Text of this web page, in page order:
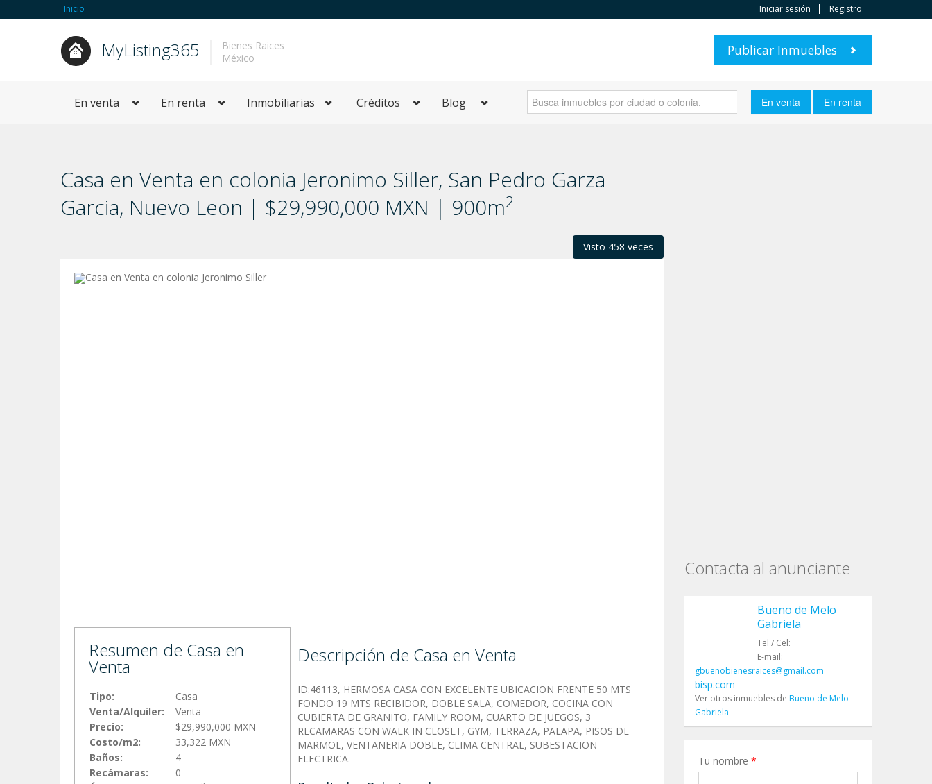
Inicio Iniciar sesión Registro
MyListing365
Bienes Raices
México
Publicar Inmuebles
En venta En renta Inmobiliarias Créditos Blog
Casa en Venta en colonia Jeronimo Siller, San Pedro Garza
Garci­a, Nuevo Leon | $29,990,000 MXN | 900m2
Visto 458 veces
Resumen de Casa en
Venta
Tipo:
Casa
Venta/Alquiler:
Venta
Precio:
$29,990,000 MXN
Costo/m2:
33,322 MXN
Baños:
4
Recámaras:
0
Descripción de Casa en Venta
ID:46113, HERMOSA CASA CON EXCELENTE UBICACION FRENTE 50 MTS
FONDO 19 MTS RECIBIDOR, DOBLE SALA, COMEDOR, COCINA CON
CUBIERTA DE GRANITO, FAMILY ROOM, CUARTO DE JUEGOS, 3
RECAMARAS CON WALK IN CLOSET, GYM, TERRAZA, PALAPA, PISOS DE
MARMOL, VENTANERIA DOBLE, CLIMA CENTRAL, SUBESTACION
ELECTRICA.
Contacta al anunciante
Bueno de Melo
Gabriela
Tel / Cel:
E-mail:
gbuenobienesraices@gmail.com
bisp.com
Ver otros inmuebles de Bueno de Melo
Gabriela
Tu nombre *